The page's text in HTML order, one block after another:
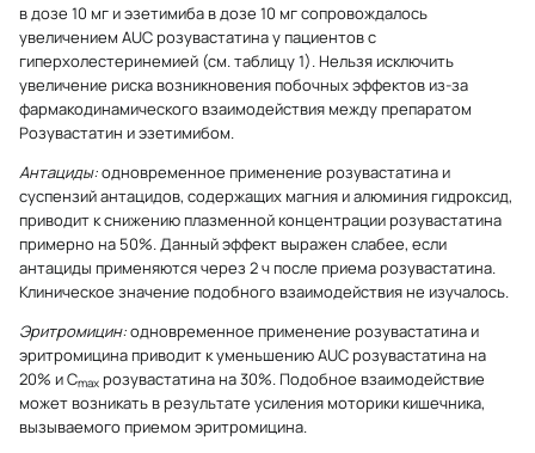
в дозе 10 мг и эзетимиба в дозе 10 мг сопровождалось
увеличением AUC розувастатина у пациентов с
гиперхолестеринемией (см. таблицу 1). Нельзя исключить
увеличение риска возникновения побочных эффектов из-за
фармакодинамического взаимодействия между препаратом
Розувастатин и эзетимибом.
Антациды:одновременное применение розувастатина и
суспензий антацидов, содержащих магния и алюминия гидроксид,
приводит к снижению плазменной концентрации розувастатина
примерно на 50%. Данный эффект выражен слабее, если
антациды применяются через 2 ч после приема розувастатина.
Клиническое значение подобного взаимодействия не изучалось.
Эритромицин:одновременное применение розувастатина и
эритромицина приводит к уменьшению AUC розувастатина на
20% и Сmax розувастатина на 30%. Подобное взаимодействие
может возникать в результате усиления моторики кишечника,
вызываемого приемом эритромицина.